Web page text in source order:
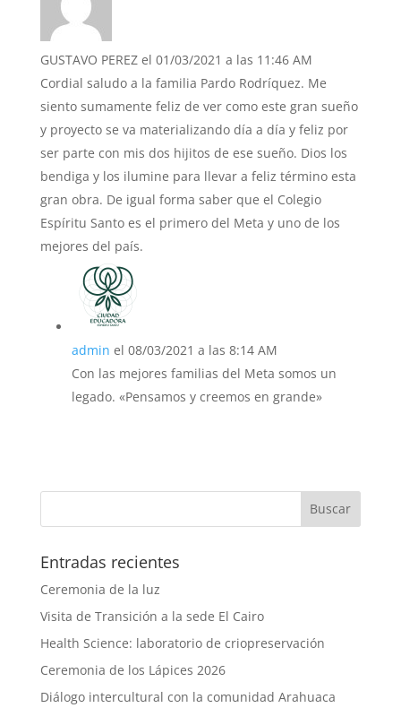
GUSTAVO PEREZ el 01/03/2021 a las 11:46 AM
Cordial saludo a la familia Pardo Rodríquez. Me
siento sumamente feliz de ver como este gran sueño
y proyecto se va materializando día a día y feliz por
ser parte con mis dos hijitos de ese sueño. Dios los
bendiga y los ilumine para llevar a feliz término esta
gran obra. De igual forma saber que el Colegio
Espíritu Santo es el primero del Meta y uno de los
mejores del país.
admin el 08/03/2021 a las 8:14 AM
Con las mejores familias del Meta somos un
legado. «Pensamos y creemos en grande»
Entradas recientes
Ceremonia de la luz
Visita de Transición a la sede El Cairo
Health Science: laboratorio de criopreservación
Ceremonia de los Lápices 2026
Diálogo intercultural con la comunidad Arahuaca